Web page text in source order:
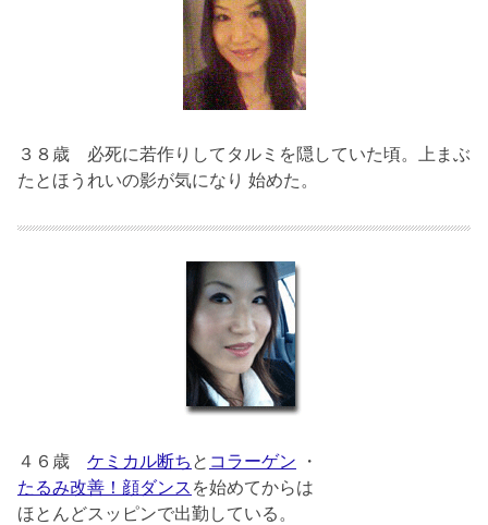
３８歳 必死に若作りしてタルミを隠していた頃。上まぶ
たとほうれいの影が気になり 始めた。
４６歳 ケミカル断ち と コラーゲン ・
たるみ改善！顔ダンス を始めてからは
ほとんどスッピンで出勤している。